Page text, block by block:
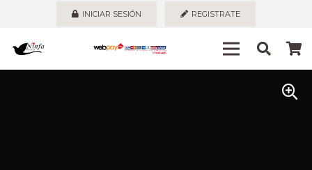
INICIAR SESIÓN REGISTRATE